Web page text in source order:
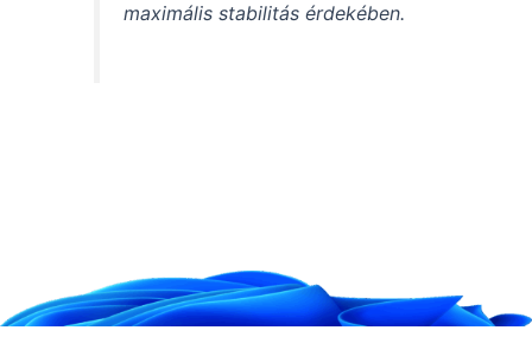
maximális stabilitás érdekében.